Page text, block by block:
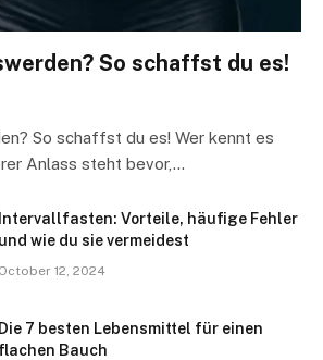
So schaffst du es!
So schaffst du es! Wer kennt es
Anlass steht bevor,…
Intervallfasten: Vorteile, häufige Fehler
und wie du sie vermeidest
October 12, 2024
Die 7 besten Lebensmittel für einen
flachen Bauch